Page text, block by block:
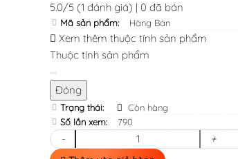
5.0/5 (1 đánh giá) | 0 đã bán
Mã sản phẩm: Hàng Bán
Xem thêm thuộc tính sản phẩm
Thuộc tính sản phẩm
Đóng
Trạng thái:
Còn hàng
Số lần xem:
790
- +